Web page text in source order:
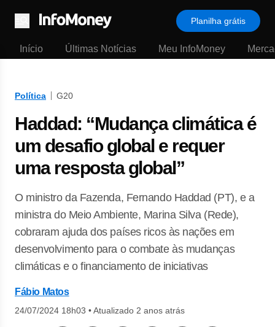
Menu
Planilha grátis
Início Últimas Notícias Meu InfoMoney
Política G20
Haddad: “Mudança climática é
um desafio global e requer
uma resposta global”
O ministro da Fazenda, Fernando Haddad (PT), e a
ministra do Meio Ambiente, Marina Silva (Rede),
cobraram ajuda dos países ricos às nações em
desenvolvimento para o combate às mudanças
climáticas e o financiamento de iniciativas
Fábio Matos
24/07/2024 18h03 •Atualizado 2 anos atrás